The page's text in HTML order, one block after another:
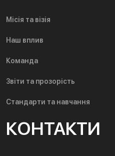
Місія та візія
Наш вплив
Команда
Звіти та прозорість
Стандарти та навчання
КОНТАКТИ